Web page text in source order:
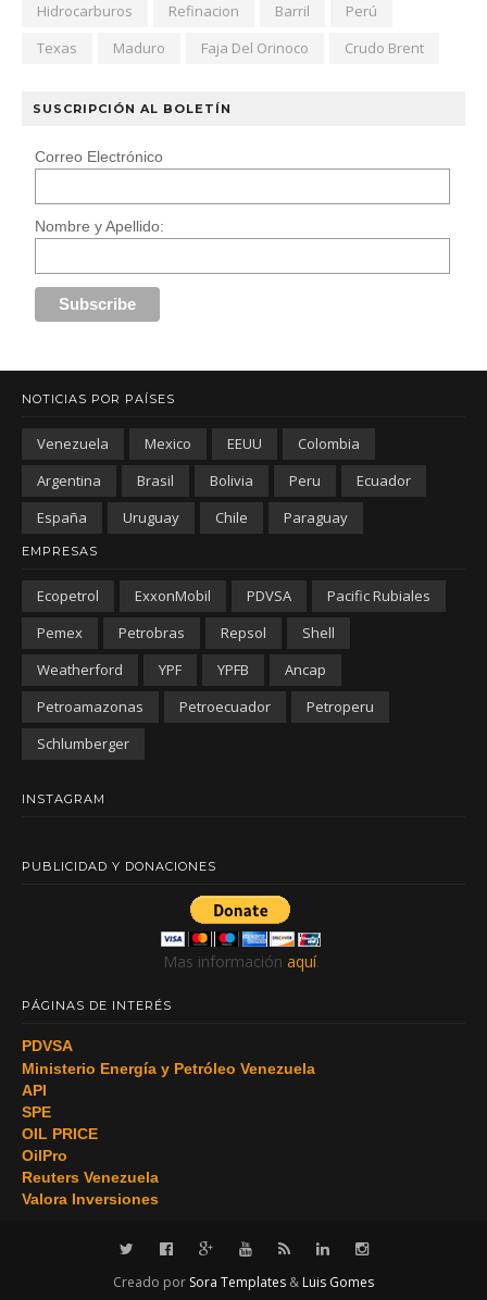
Hidrocarburos
Refinacion Barril
Perú
Texas
Maduro Faja Del Orinoco Crudo Brent
SUSCRIPCIÓN AL BOLETÍN
Correo Electrónico
Nombre y Apellido:
NOTICIAS POR PAÍSES
Venezuela Mexico EEUU
Colombia
Argentina
Brasil Bolivia Peru
Ecuador
España
Uruguay Chile Paraguay
EMPRESAS
Ecopetrol ExxonMobil PDVSA
Pacific Rubiales
Pemex
Petrobras Repsol
Shell
Weatherford
YPF YPFB
Ancap
Petroamazonas
Petroecuador
Petroperu
Schlumberger
INSTAGRAM
PUBLICIDAD Y DONACIONES
Mas información aquí.
PÁGINAS DE INTERÉS
PDVSA
Ministerio Energía y Petróleo Venezuela
API
SPE
OIL PRICE
OilPro
Reuters Venezuela
Valora Inversiones
Creado por Sora Templates & Luis Gomes